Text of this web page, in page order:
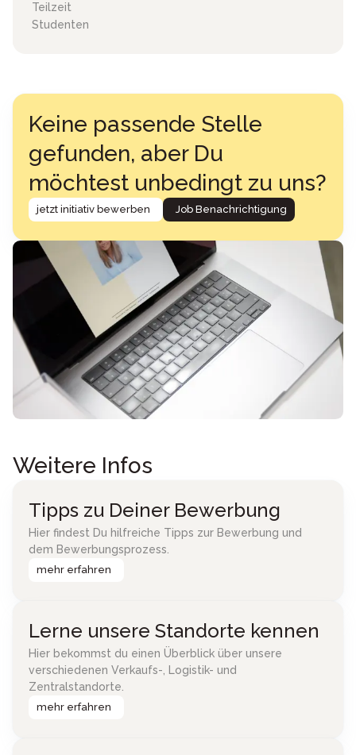
Teilzeit
Studenten
Keine passende Stelle
gefunden, aber Du
möchtest unbedingt zu uns?
jetzt initiativ bewerben Job Benachrichtigung
Weitere Infos
Tipps zu Deiner Bewerbung
Hier findest Du hilfreiche Tipps zur Bewerbung und
dem Bewerbungsprozess.
mehr erfahren
Lerne unsere Standorte kennen
Hier bekommst du einen Überblick über unsere
verschiedenen Verkaufs-, Logistik- und
Zentralstandorte.
mehr erfahren